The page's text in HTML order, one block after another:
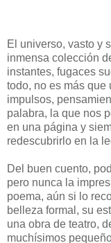
El universo, vasto y
inmensa colección
instantes, fugaces
todo, no es más que
impulsos,
palabra, la que nos
en una página y
redescubrirlo en la
Del buen cuento,
pero nunca la
poema, aún si lo
belleza formal, su
una obra de teatro,
muchísimos